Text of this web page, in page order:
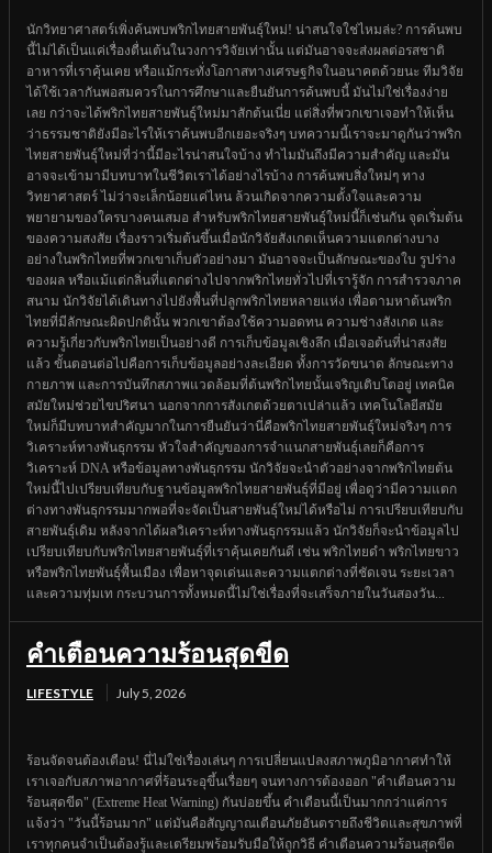
นักวิทยาศาสตร์เพิ่งค้นพบพริกไทยสายพันธุ์ใหม่! น่าสนใจใช่ไหมล่ะ? การค้นพบ
นี้ไม่ได้เป็นแค่เรื่องตื่นเต้นในวงการวิจัยเท่านั้น แต่มันอาจจะส่งผลต่อรสชาติ
อาหารที่เราคุ้นเคย หรือแม้กระทั่งโอกาสทางเศรษฐกิจในอนาคตด้วยนะ ทีมวิจัย
ได้ใช้เวลากันพอสมควรในการศึกษาและยืนยันการค้นพบนี้ มันไม่ใช่เรื่องง่าย
เลย กว่าจะได้พริกไทยสายพันธุ์ใหม่มาสักต้นเนี่ย แต่สิ่งที่พวกเขาเจอทำให้เห็น
ว่าธรรมชาติยังมีอะไรให้เราค้นพบอีกเยอะจริงๆ บทความนี้เราจะมาดูกันว่าพริก
ไทยสายพันธุ์ใหม่ที่ว่านี้มีอะไรน่าสนใจบ้าง ทำไมมันถึงมีความสำคัญ และมัน
อาจจะเข้ามามีบทบาทในชีวิตเราได้อย่างไรบ้าง การค้นพบสิ่งใหม่ๆ ทาง
วิทยาศาสตร์ ไม่ว่าจะเล็กน้อยแค่ไหน ล้วนเกิดจากความตั้งใจและความ
พยายามของใครบางคนเสมอ สำหรับพริกไทยสายพันธุ์ใหม่นี้ก็เช่นกัน จุดเริ่มต้น
ของความสงสัย เรื่องราวเริ่มต้นขึ้นเมื่อนักวิจัยสังเกตเห็นความแตกต่างบาง
อย่างในพริกไทยที่พวกเขาเก็บตัวอย่างมา มันอาจจะเป็นลักษณะของใบ รูปร่าง
ของผล หรือแม้แต่กลิ่นที่แตกต่างไปจากพริกไทยทั่วไปที่เรารู้จัก การสำรวจภาค
สนาม นักวิจัยได้เดินทางไปยังพื้นที่ปลูกพริกไทยหลายแห่ง เพื่อตามหาต้นพริก
ไทยที่มีลักษณะผิดปกตินั้น พวกเขาต้องใช้ความอดทน ความช่างสังเกต และ
ความรู้เกี่ยวกับพริกไทยเป็นอย่างดี การเก็บข้อมูลเชิงลึก เมื่อเจอต้นที่น่าสงสัย
แล้ว ขั้นตอนต่อไปคือการเก็บข้อมูลอย่างละเอียด ทั้งการวัดขนาด ลักษณะทาง
กายภาพ และการบันทึกสภาพแวดล้อมที่ต้นพริกไทยนั้นเจริญเติบโตอยู่ เทคนิค
สมัยใหม่ช่วยไขปริศนา นอกจากการสังเกตด้วยตาเปล่าแล้ว เทคโนโลยีสมัย
ใหม่ก็มีบทบาทสำคัญมากในการยืนยันว่านี่คือพริกไทยสายพันธุ์ใหม่จริงๆ การ
วิเคราะห์ทางพันธุกรรม หัวใจสำคัญของการจำแนกสายพันธุ์เลยก็คือการ
วิเคราะห์ DNA หรือข้อมูลทางพันธุกรรม นักวิจัยจะนำตัวอย่างจากพริกไทยต้น
ใหม่นี้ไปเปรียบเทียบกับฐานข้อมูลพริกไทยสายพันธุ์ที่มีอยู่ เพื่อดูว่ามีความแตก
ต่างทางพันธุกรรมมากพอที่จะจัดเป็นสายพันธุ์ใหม่ได้หรือไม่ การเปรียบเทียบกับ
สายพันธุ์เดิม หลังจากได้ผลวิเคราะห์ทางพันธุกรรมแล้ว นักวิจัยก็จะนำข้อมูลไป
เปรียบเทียบกับพริกไทยสายพันธุ์ที่เราคุ้นเคยกันดี เช่น พริกไทยดำ พริกไทยขาว
หรือพริกไทยพันธุ์พื้นเมือง เพื่อหาจุดเด่นและความแตกต่างที่ชัดเจน ระยะเวลา
และความทุ่มเท กระบวนการทั้งหมดนี้ไม่ใช่เรื่องที่จะเสร็จภายในวันสองวัน...
คำเตือนความร้อนสุดขีด
LIFESTYLE July 5, 2026
ร้อนจัดจนต้องเตือน! นี่ไม่ใช่เรื่องเล่นๆ การเปลี่ยนแปลงสภาพภูมิอากาศทำให้
เราเจอกับสภาพอากาศที่ร้อนระอุขึ้นเรื่อยๆ จนทางการต้องออก "คำเตือนความ
ร้อนสุดขีด" (Extreme Heat Warning) กันบ่อยขึ้น คำเตือนนี้เป็นมากกว่าแค่การ
แจ้งว่า "วันนี้ร้อนมาก" แต่มันคือสัญญาณเตือนภัยอันตรายถึงชีวิตและสุขภาพที่
เราทุกคนจำเป็นต้องรู้และเตรียมพร้อมรับมือให้ถูกวิธี คำเตือนความร้อนสุดขีด